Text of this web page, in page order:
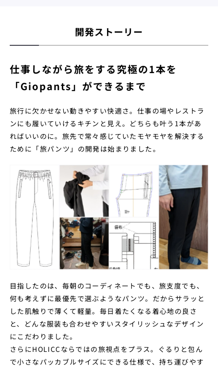
開発ストーリー
仕事しながら旅をする究極の1本を
「Giopants」ができるまで
旅行に欠かせない動きやすい快適さ。仕事の場やレストラ
ンにも履いていけるキチンと見え。どちらも叶う1本があ
ればいいのに。旅先で常々感じていたモヤモヤを解決する
ために「旅パンツ」の開発は始まりました。
目指したのは、毎朝のコーディネートでも、旅支度でも、
何も考えずに最優先で選ぶようなパンツ。だからサラッと
した肌触りで薄くて軽量。毎日着たくなる着心地の良さ
と、どんな服装も合わせやすいスタイリッシュなデザイン
にこだわりました。
さらにHOLICCならではの旅視点をプラス。ぐるりと包ん
で小さなパッカブルサイズにできる仕様で、持ち運びやす